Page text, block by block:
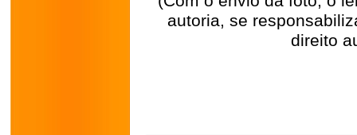
autoria, se
direito